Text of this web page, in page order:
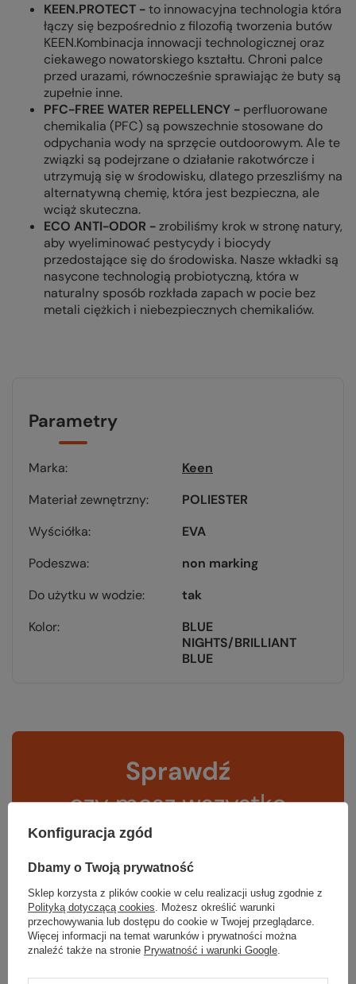
KEEN.PROTECT -to innowacyjna technologia która
łączy się bezpośrednio z filozofią tworzenia butów
KEEN.Kombinacja innowacji technologicznej oraz
ciekawego nowatorskiego kształtu. Chroni palce
przed urazami, równocześnie sprawiając że buty są
zupełnie inne.
PFC-FREE WATER REPELLENCY - perfluorowane
chemikalia (PFC) są powszechnie stosowane do
odpychania wody na sprzęcie outdoorowym. Ale te
związki są podejrzane o działanie rakotwórcze i
utrzymują się w środowisku, dlatego przeszliśmy na
alternatywną chemię, która jest bezpieczna, ale
wciąż skuteczna.
ECO ANTI-ODOR -zrobiliśmy krok w stronę natury,
aby wyeliminować pestycydy i biocydy
przedostające się do środowiska. Nasze wkładki są
nasycone technologią probiotyczną, która w
naturalny sposób rozkłada zapach w pocie bez
metali ciężkich i niebezpiecznych chemikaliów.
Parametry
Marka
Keen
Materiał zewnętrzny
POLIESTER
Wyściółka
EVA
Podeszwa
non marking
Do użytku w wodzie
tak
Kolor
BLUE
NIGHTS/BRILLIANT
BLUE
Sprawdź
czy masz wszystko
TWOJA LISTA SPRZĘTOWA
Gwarancja
Konfiguracja zgód
Dbamy o Twoją prywatność
Sklep korzysta z plików cookie w celu realizacji usług zgodnie z
Polityką dotyczącą cookies . Możesz określić warunki
przechowywania lub dostępu do cookie w Twojej przeglądarce.
Więcej informacji na temat warunków i prywatności można
znaleźć także na stronie Prywatność i warunki Google